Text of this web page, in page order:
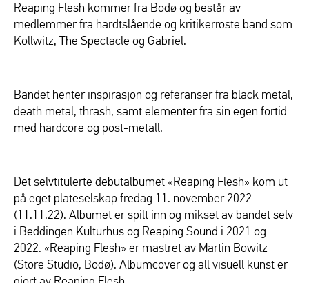
Reaping Flesh kommer fra Bodø og består av
medlemmer fra hardtslående og kritikerroste band som
Kollwitz, The Spectacle og Gabriel.
Bandet henter inspirasjon og referanser fra black metal,
death metal, thrash, samt elementer fra sin egen fortid
med hardcore og post-metall.
Det selvtitulerte debutalbumet «Reaping Flesh» kom ut
på eget plateselskap fredag 11. november 2022
(11.11.22). Albumet er spilt inn og mikset av bandet selv
i Beddingen Kulturhus og Reaping Sound i 2021 og
2022. «Reaping Flesh» er mastret av Martin Bowitz
(Store Studio, Bodø). Albumcover og all visuell kunst er